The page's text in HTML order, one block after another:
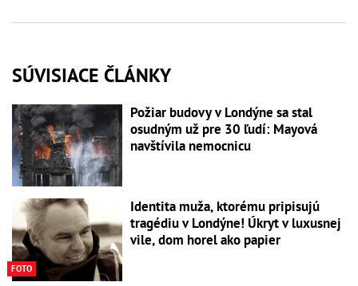
SÚVISIACE ČLÁNKY
Požiar budovy v Londýne sa stal
osudným už pre 30 ľudí: Mayová
navštívila nemocnicu
FOTO
Identita muža, ktorému pripisujú
tragédiu v Londýne! Úkryt v luxusnej
vile, dom horel ako papier